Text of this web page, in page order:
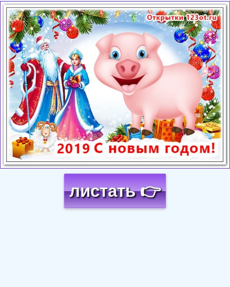
Загрузка картинки...
листать 👉